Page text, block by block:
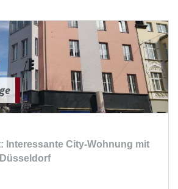
Interessante City-Wohnung mit